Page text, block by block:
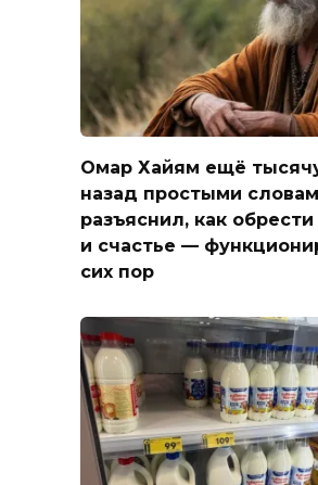
Омар Хайям ещё
назад простыми
разъяснил, как
и счастье —
сих пор